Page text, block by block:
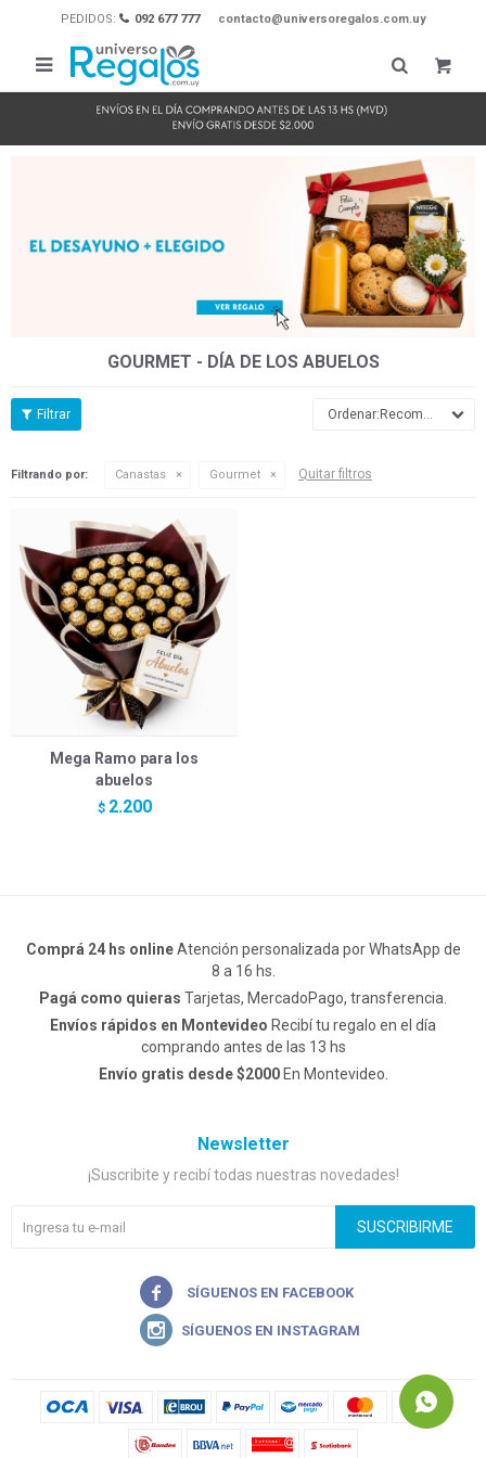
PEDIDOS: 092 677 777 contacto@universoregalos.com.uy

GOURMET - DÍA DE LOS ABUELOS
Recomendados
Filtrando por: Canastas Gourmet Quitar filtros
Mega Ramo para los
abuelos
$ 2.200
Comprá 24 hs onlineAtención personalizada por WhatsApp de
8 a 16 hs.
Pagá como quieras Tarjetas, MercadoPago, transferencia.
Envíos rápidos en Montevideo Recibí tu regalo en el día
comprando antes de las 13 hs
Envío gratis desde $2000En Montevideo.
Newsletter
¡Suscribite y recibí todas nuestras novedades!
SUSCRIBIRME

